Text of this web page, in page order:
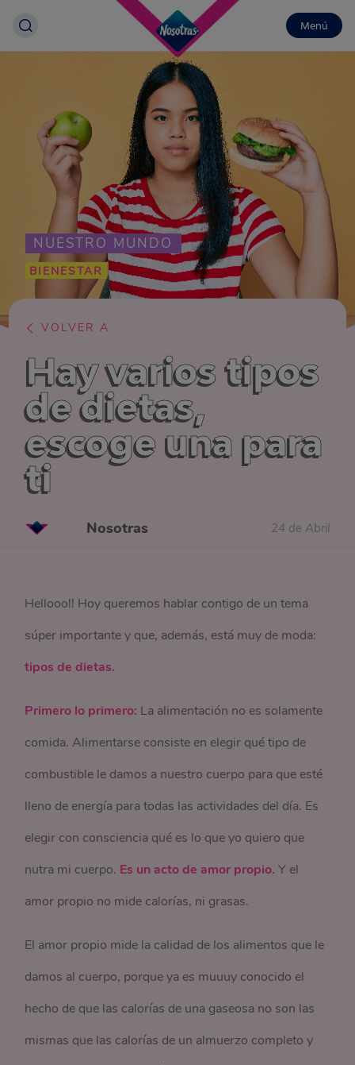
Menú
NUESTRO MUNDO
BIENESTAR
VOLVER A
Hay varios tipos
de dietas,
escoge una para
ti
Nosotras 24 de Abril
Hellooo!! Hoy queremos hablar contigo de un tema
súper importante y que, además, está muy de moda:
tipos de dietas.
Primero lo primero: La alimentación no es solamente
comida. Alimentarse consiste en elegir qué tipo de
combustible le damos a nuestro cuerpo para que esté
lleno de energía para todas las actividades del día. Es
elegir con consciencia qué es lo que yo quiero que
nutra mi cuerpo. Es un acto de amor propio. Y el
amor propio no mide calorías, ni grasas.
El amor propio mide la calidad de los alimentos que le
damos al cuerpo, porque ya es muuuy conocido el
hecho de que las calorías de una gaseosa no son las
mismas que las calorías de un almuerzo completo y